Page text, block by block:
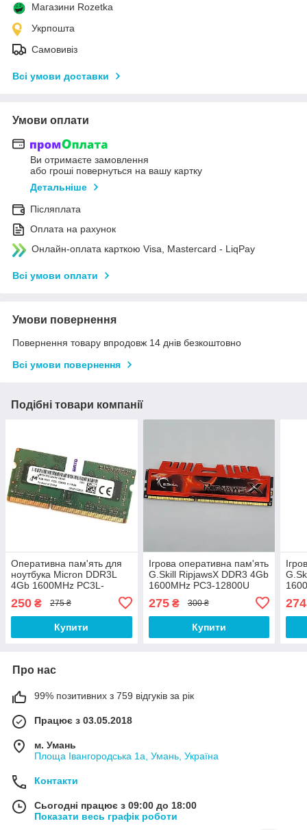
Магазини Rozetka
Укрпошта
Самовивіз
Всі умови доставки
Умови оплати
Ви отримаєте замовлення
або гроші повернуться на вашу картку
Детальніше
Післяплата
Оплата на рахунок
Онлайн-оплата карткою Visa, Mastercard - LiqPay
Всі умови оплати
Умови повернення
Повернення товару впродовж 14 днів безкоштовно
Всі умови повернення
Подібні товари компанії
Оперативна пам'ять для
ноутбука Micron DDR3L
4Gb 1600MHz PC3L-
(MT8KTF51264HZ-1G6N1)
Б/В
250 ₴ 275 ₴
Купити
Ігрова оперативна пам'ять
G.Skill RipjawsX DDR3 4Gb
1600MHz PC3-12800U
2R8 CL9 (F3-12800CL9D-
8GBXL) Б/В
275₴ 300 ₴
Купити
274
Про нас
99% позитивних з 759 відгуків за рік
Працює з 03.05.2018
м. Умань
Площа Івангородська 1а, Умань, Україна
Контакти
Сьогодні працює з 09:00 до 18:00
Показати весь графік роботи